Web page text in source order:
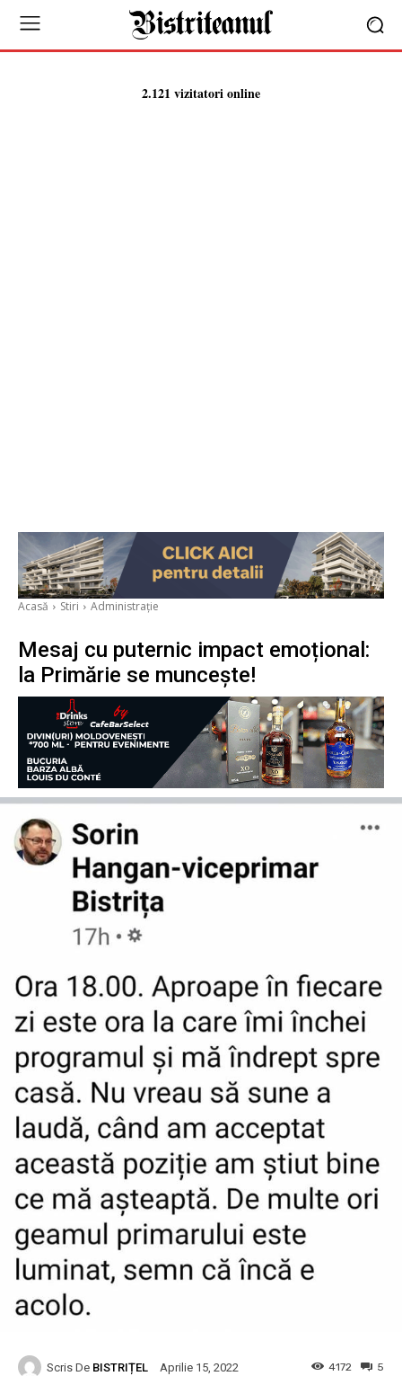
2.121 vizitatori online
Acasă Stiri Administrație
Mesaj cu puternic impact emoțional:
la Primărie se muncește!
Scris De BISTRIȚEL Aprilie 15, 2022 5
4172